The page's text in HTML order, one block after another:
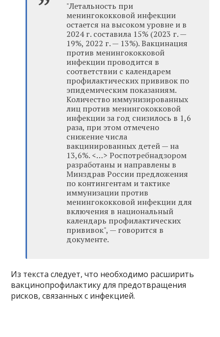
"Летальность при
менингококковой инфекции
остается на высоком уровне и в
2024 г. составила 15% (2023 г. —
19%, 2022 г. — 13%). Вакцинация
против менингококковой
инфекции проводится в
соответствии с календарем
профилактических прививок по
эпидемическим показаниям.
Количество иммунизированных
лиц против менингококковой
инфекции за год снизилось в 1,6
раза, при этом отмечено
снижение числа
вакцинированных детей — на
13,6%. <…> Роспотребнадзором
разработаны и направлены в
Минздрав России предложения
по контингентам и тактике
иммунизации против
менингококковой инфекции для
включения в национальный
календарь профилактических
прививок", — говорится в
документе.
Из текста следует, что необходимо расширить
вакцинопрофилактику для предотвращения
рисков, связанных с инфекцией.